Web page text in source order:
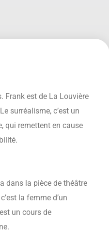
Frank est de La Louvière
surréalisme, c’est un
qui remettent en cause
dans la pièce de théâtre
la femme d’un
un cours de